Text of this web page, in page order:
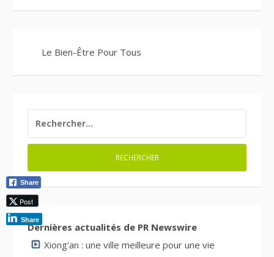
Le Bien-Être Pour Tous
Dernières actualités de PR Newswire
Xiong'an : une ville meilleure pour une vie
Share
Post
Share